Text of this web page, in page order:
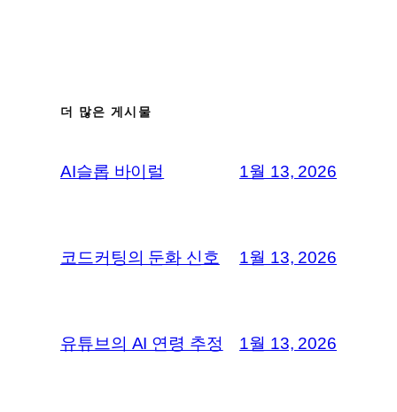
더 많은 게시물
AI슬롭 바이럴 1월 13, 2026
코드커팅의 둔화 신호 1월 13, 2026
유튜브의 AI 연령 추정 1월 13, 2026